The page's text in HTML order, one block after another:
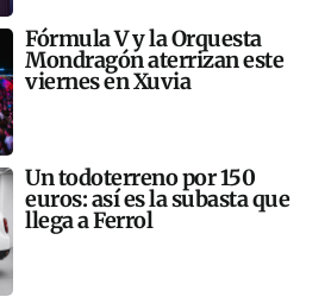
Fórmula V y la Orquesta
Mondragón aterrizan este
viernes en Xuvia
Un todoterreno por 150
euros: así es la subasta que
llega a Ferrol